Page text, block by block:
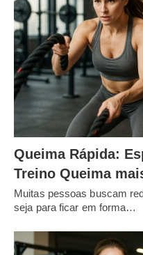
Queima Rápida:
Treino Queima
Muitas pessoas buscam
seja para ficar em forma…